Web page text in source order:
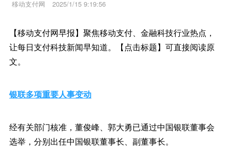
移动支付网 2025/1/15 9:19:56
【移动支付网早报】聚焦移动支付、金融科技行业热点，
让每日支付科技新闻早知道。【点击标题】可直接阅读原
文。
银联多项重要人事变动
经有关部门核准，董俊峰、郭大勇已通过中国银联董事会
选举，分别出任中国银联董事长、副董事长。